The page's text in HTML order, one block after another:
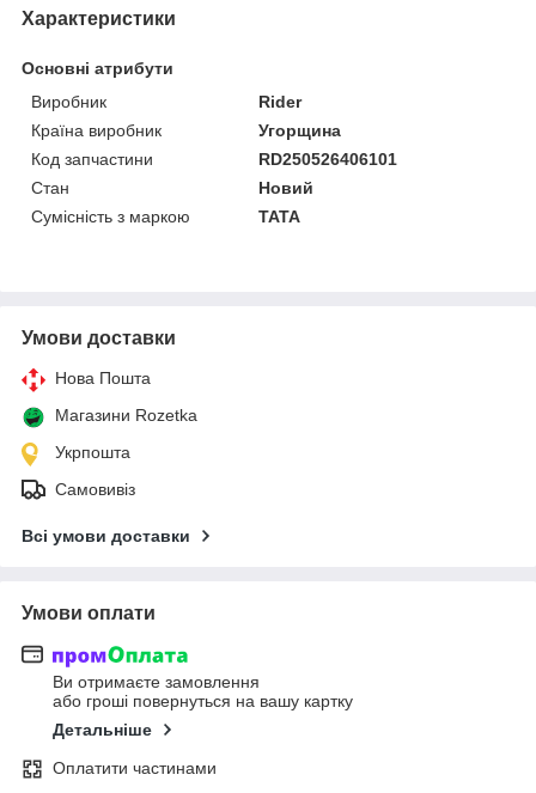
Характеристики
Основні атрибути
Виробник
Rider
Країна виробник
Угорщина
Код запчастини
RD250526406101
Стан
Новий
Сумісність з маркою
TATA
Умови доставки
Нова Пошта
Магазини Rozetka
Укрпошта
Самовивіз
Всі умови доставки
Умови оплати
Ви отримаєте замовлення
або гроші повернуться на вашу картку
Детальніше
Оплатити частинами